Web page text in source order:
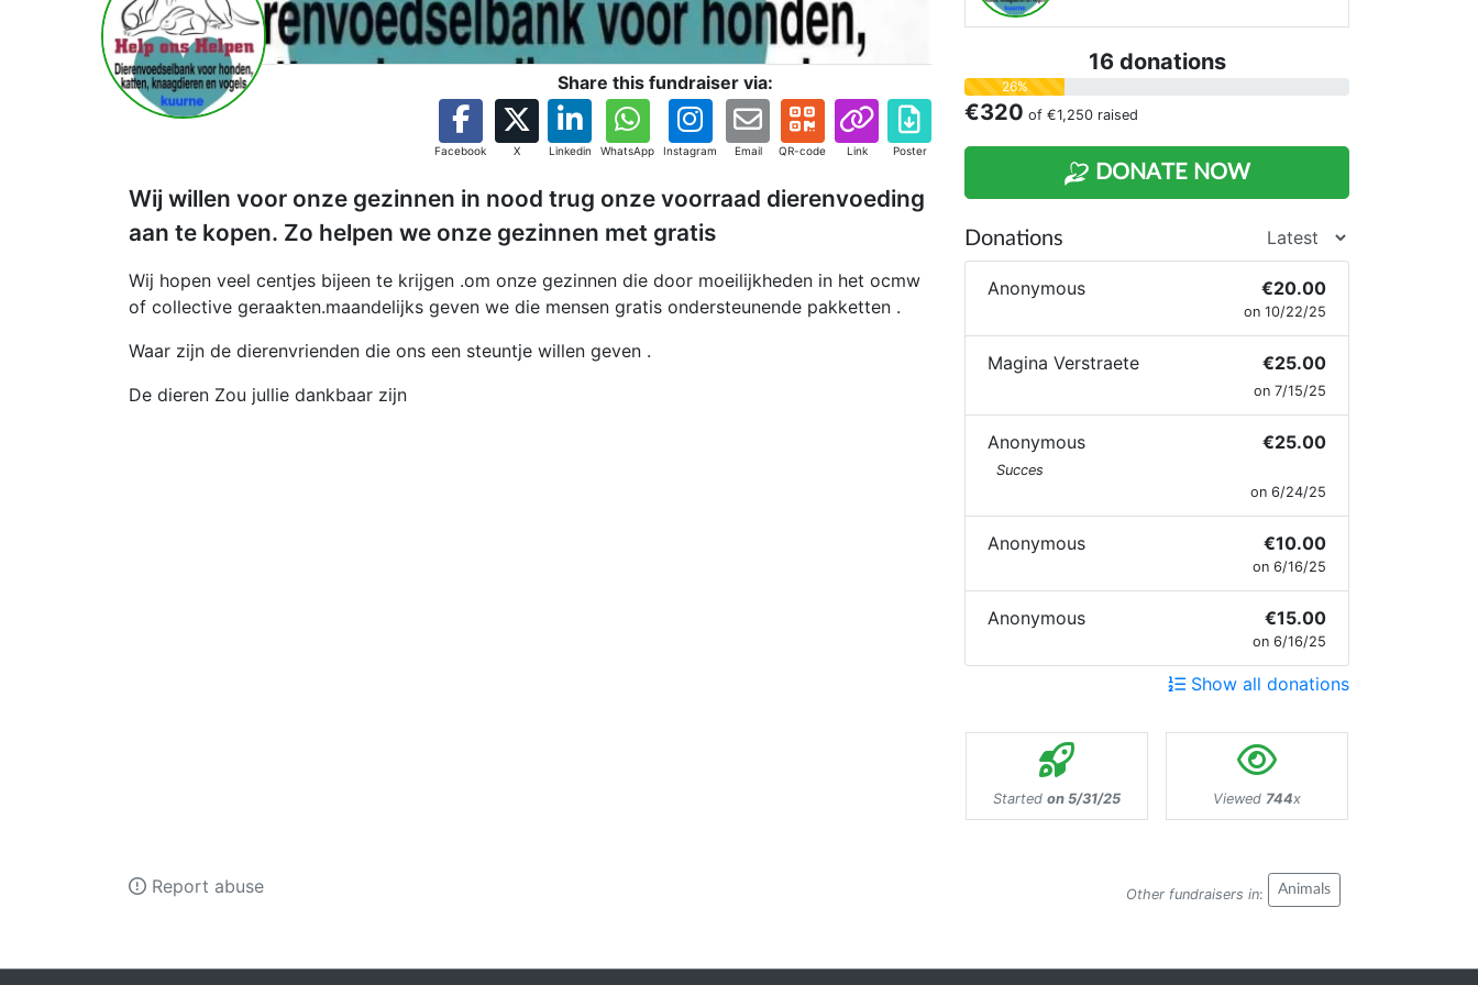
Share this fundraiser via:
Facebook X Linkedin WhatsApp Instagram Email QR-code Link Poster
Wij willen voor onze gezinnen in nood trug onze voorraad dierenvoeding
aan te kopen. Zo helpen we onze gezinnen met gratis
Wij hopen veel centjes bijeen te krijgen .om onze gezinnen die door moeilijkheden in het ocmw
of collective geraakten.maandelijks geven we die mensen gratis ondersteunende pakketten .
Waar zijn de dierenvrienden die ons een steuntje willen geven .
De dieren Zou jullie dankbaar zijn
dierenvoeding.ook als vzw hebben wij
Te korten van voeding aankopen
Boekhouderskosten
Huur opslagplaats
zouden 100den diertjes hun buikjes
gevuld worden . We zijn tevreden met
iedere steun groot of klein . ????
16 donations
26%
€320 of €1,250 raised
DONATE NOW
Donations
Anonymous €20.00
on 10/22/25
Magina Verstraete €25.00
on 7/15/25
Anonymous €25.00
Succes
on 6/24/25
Anonymous €10.00
on 6/16/25
Anonymous €15.00
on 6/16/25
Show all donations
Started on 5/31/25 Viewed 744x
Other fundraisers in: Animals
Report abuse